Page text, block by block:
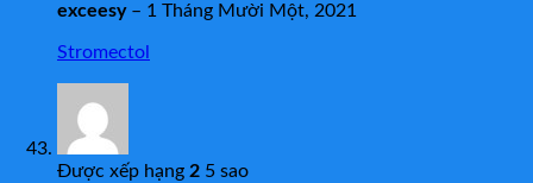
exceesy – 1 Tháng Mười Một, 2021
Stromectol
Được xếp hạng 2 5 sao